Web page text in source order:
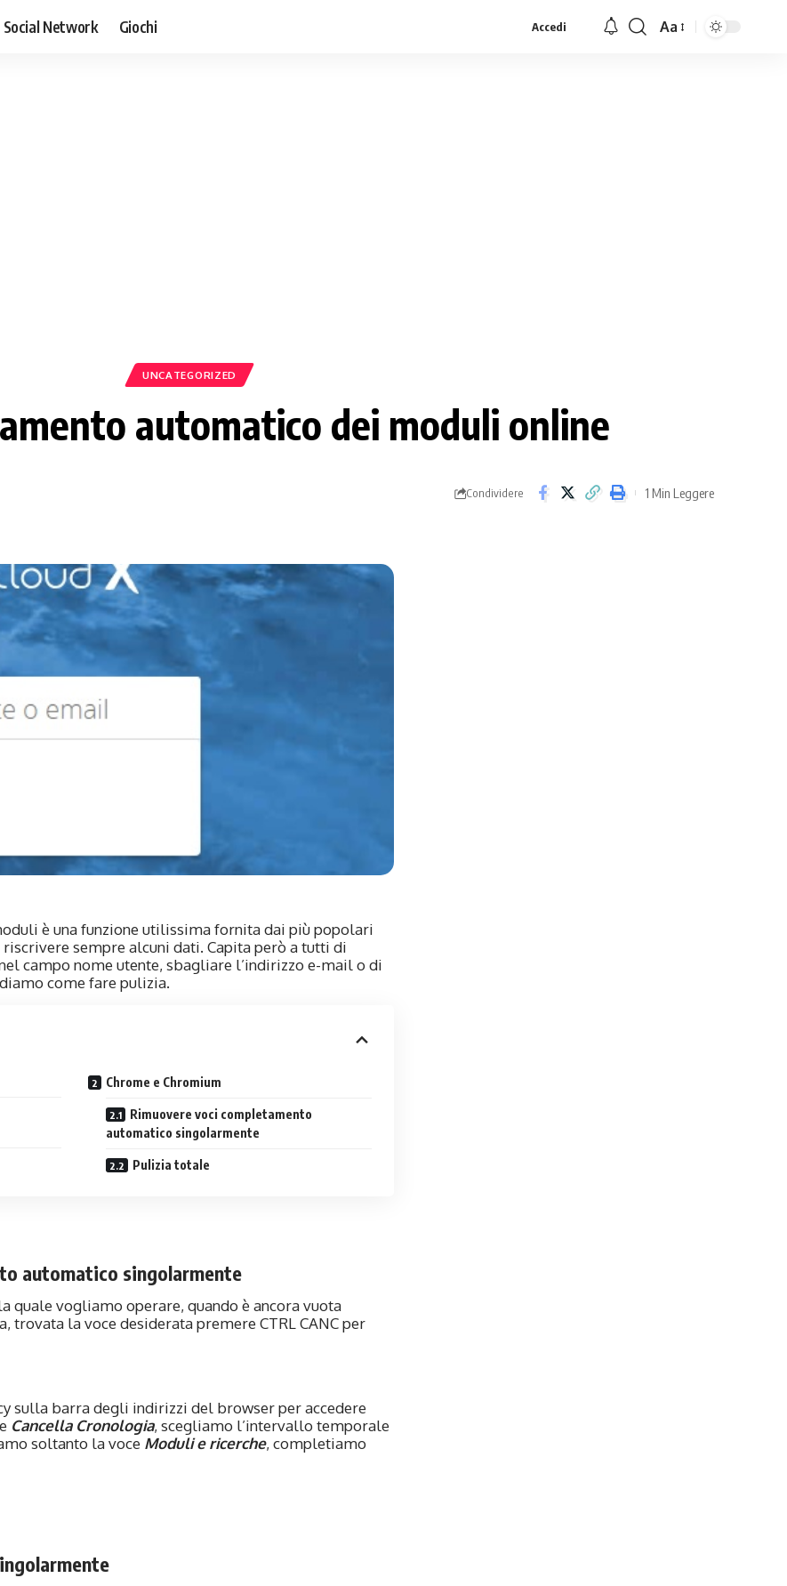
Social Network Giochi Accedi Aa
UNCATEGORIZED
automatico dei moduli online
Condividere 1 Min Leggere
è una funzione utilissima fornita dai più popolari
sempre alcuni dati. Capita però a tutti di
campo nome utente, sbagliare l’indirizzo e-mail o di
come fare pulizia.
Chrome e Chromium
Rimuovere voci completamento
automatico singolarmente
Pulizia totale
automatico singolarmente
quale vogliamo operare, quando è ancora vuota
trovata la voce desiderata premere CTRL CANC per
sulla barra degli indirizzi del browser per accedere
Cancella Cronologia, scegliamo l’intervallo temporale
soltanto la voce Moduli e ricerche, completiamo